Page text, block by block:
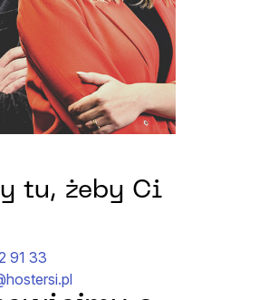
tu, żeby Ci
91 33